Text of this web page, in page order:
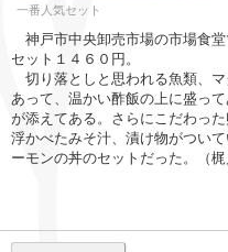
一番人気セット
神戸市中央卸売市場の市場食
セット１４６０円。
切り落としと思われる魚類、
あって、温かい酢飯の上に盛っ
が添えてある。さらにこだわっ
浮かべたみそ汁、漬け物がつい
ーモンの丼のセットだった。（